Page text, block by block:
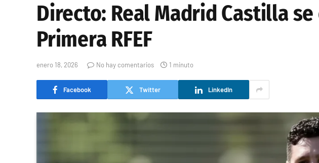
Directo: Real Madrid Castilla
Primera RFEF
enero 18, 2026 No hay comentarios 1 minuto
Facebook Twitter LinkedIn